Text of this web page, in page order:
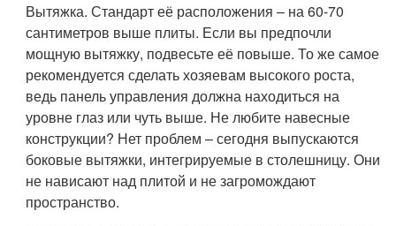
Вытяжка. Стандарт её расположения – на 60-70
сантиметров выше плиты. Если вы предпочли
мощную вытяжку, подвесьте её повыше. То же самое
рекомендуется сделать хозяевам высокого роста,
ведь панель управления должна находиться на
уровне глаз или чуть выше. Не любите навесные
конструкции? Нет проблем – сегодня выпускаются
боковые вытяжки, интегрируемые в столешницу. Они
не нависают над плитой и не загромождают
пространство.